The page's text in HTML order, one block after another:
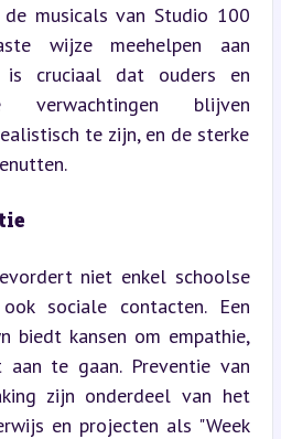
musicals van Studio 100
wijze meehelpen aan
is cruciaal dat ouders en
verwachtingen blijven
te zijn, en de sterke
niet enkel schoolse
sociale contacten. Een
biedt kansen om empathie,
te gaan. Preventie van
zijn onderdeel van het
en projecten als "Week